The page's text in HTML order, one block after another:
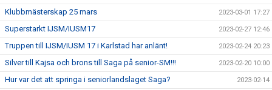
Klubbmästerskap 25 mars 2023-03-01 17:27
Superstarkt IJSM/IUSM17 2023-02-27 12:46
Truppen till IJSM/IUSM 17 i Karlstad har anlänt! 2023-02-24 20:23
Silver till Kajsa och brons till Saga på senior-SM!!! 2023-02-20 10:00
Hur var det att springa i seniorlandslaget Saga? 2023-02-14